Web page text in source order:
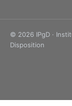
© 2026 IPgD ·
Disposition